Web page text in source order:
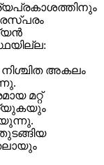
അകലം
മറ്റ്